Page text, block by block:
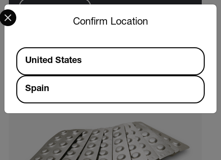
Confirm Location
Select your preferred country and language from the
Available Locations
United States
Spain